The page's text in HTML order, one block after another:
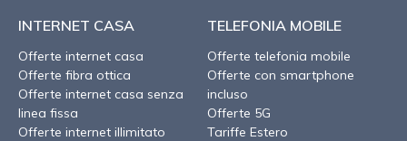
INTERNET CASA
Offerte internet casa
Offerte fibra ottica
Offerte internet casa senza
linea fissa
Offerte internet illimitato
TELEFONIA MOBILE
Offerte telefonia mobile
Offerte con smartphone
incluso
Offerte 5G
Tariffe Estero